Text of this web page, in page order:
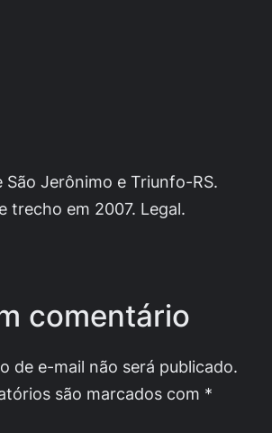
São Jerônimo e Triunfo-RS.
trecho em 2007. Legal.
comentário
de e-mail não será publicado.
são marcados com *